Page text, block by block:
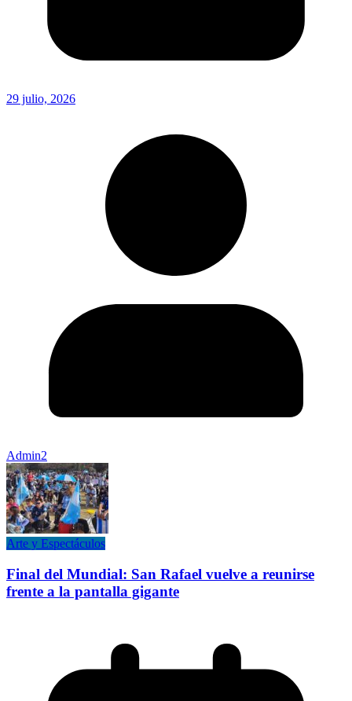
29 julio, 2026
Admin2
Arte y Espectáculos
Final del Mundial: San Rafael vuelve a reunirse
frente a la pantalla gigante